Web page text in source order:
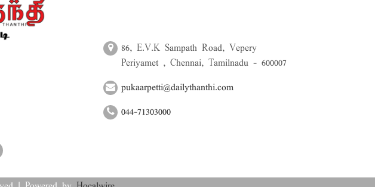
86, E.V.K Sampath Road, Vepery
Periyamet , Chennai, Tamilnadu - 600007
pukaarpetti@dailythanthi.com
044-71303000